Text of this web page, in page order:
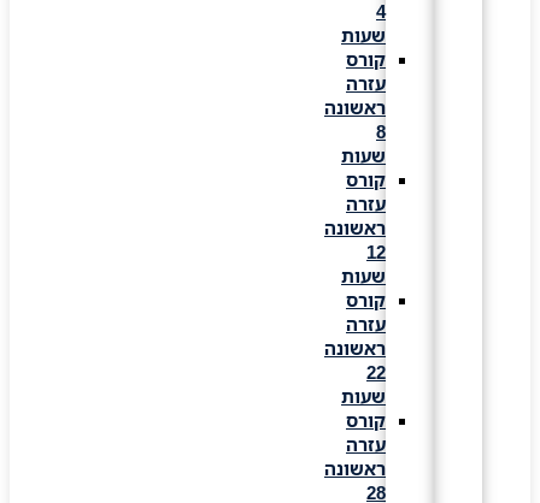
שעות
קורס
עזרה
ראשונה
שעות
קורס
עזרה
ראשונה
שעות
קורס
עזרה
ראשונה
שעות
קורס
עזרה
ראשונה